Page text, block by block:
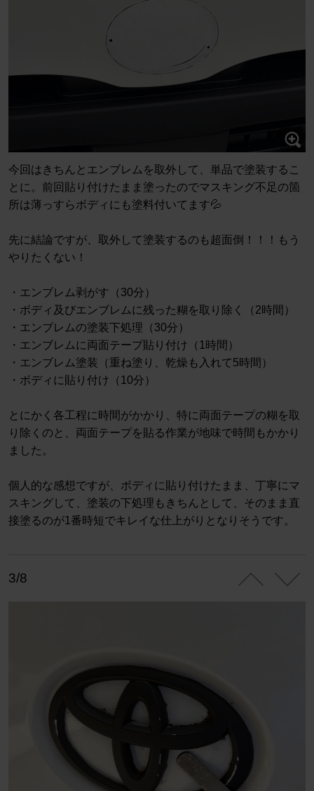
今回はきちんとエンブレムを取外して、単品で塗装するこ
とに。前回貼り付けたまま塗ったのでマスキング不足の箇
所は薄っすらボディにも塗料付いてます💦
先に結論ですが、取外して塗装するのも超面倒！！！もう
やりたくない！
・エンブレム剥がす（30分）
・ボディ及びエンブレムに残った糊を取り除く（2時間）
・エンブレムの塗装下処理（30分）
・エンブレムに両面テープ貼り付け（1時間）
・エンブレム塗装（重ね塗り、乾燥も入れて5時間）
・ボディに貼り付け（10分）
とにかく各工程に時間がかかり、特に両面テープの糊を取
り除くのと、両面テープを貼る作業が地味で時間もかかり
ました。
個人的な感想ですが、ボディに貼り付けたまま、丁寧にマ
スキングして、塗装の下処理もきちんとして、そのまま直
接塗るのが1番時短でキレイな仕上がりとなりそうです。
3/8